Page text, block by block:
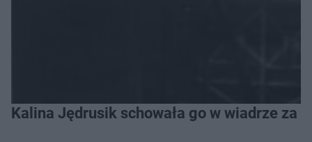
Kalina Jędrusik schowała go w wiadrze za